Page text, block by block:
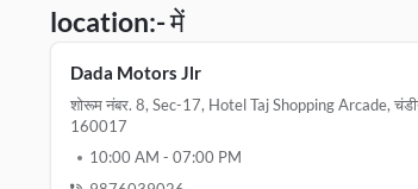
location:- में
Dada Motors Jlr
शोरूम नंबर. 8, Sec-17, Hotel Taj Shopping Arcade,
160017
10:00 AM - 07:00 PM